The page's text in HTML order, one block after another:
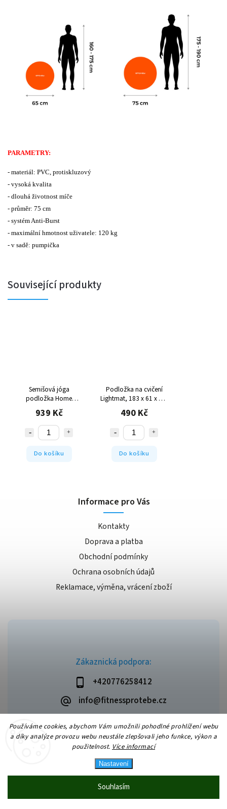
Používáme cookies, abychom Vám umožnili pohodlné prohlížení webu
a díky analýze provozu webu neustále zlepšovali jeho funkce, výkon a
použitelnost. Více informací
Nastavení
Souhlasím
PARAMETRY:
- materiál: PVC, protiskluzový
- vysoká kvalita
- dlouhá životnost míče
- průměr: 75 cm
- systém Anti-Burst
- maximální hmotnost uživatele: 120 kg
- v sadě: pumpička
Související produkty
Semišová jóga
podložka Home
Jungle, 180 x 60 x 0,4
cm
939 Kč
Do košíku
Podložka na cvičení
Lightmat, 183 x 61 x 0,6
cm, duhová modrá
490 Kč
Do košíku
Zákaznická podpora:
+420776258412
info@fitnessprotebe.cz
Informace pro Vás
Kontakty
Doprava a platba
Obchodní podmínky
Ochrana osobních údajů
Reklamace, výměna, vrácení zboží
Copyright 2026Fitnessprotebe.cz. Všechna práva vyhrazena.
VytvořilShoptet| Design